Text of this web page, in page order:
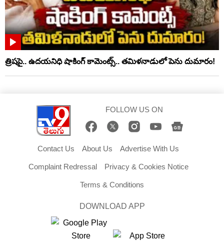
త్రిషపై.. ఉదయనిధి షాకింగ్‌ కామెంట్స్‌.. తమిళనాడులో పెను దుమారం!
FOLLOW US ON
Contact Us About Us Advertise With Us
Complaint Redressal Privacy & Cookies Notice
Terms & Conditions
DOWNLOAD APP